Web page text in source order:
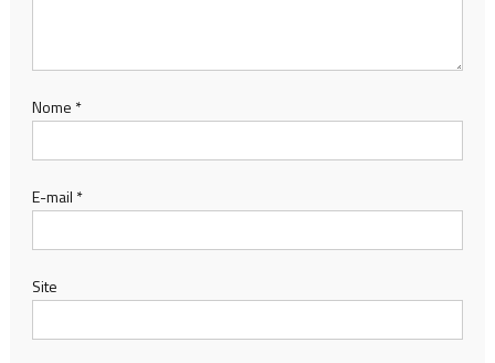
Nome *
E-mail *
Site